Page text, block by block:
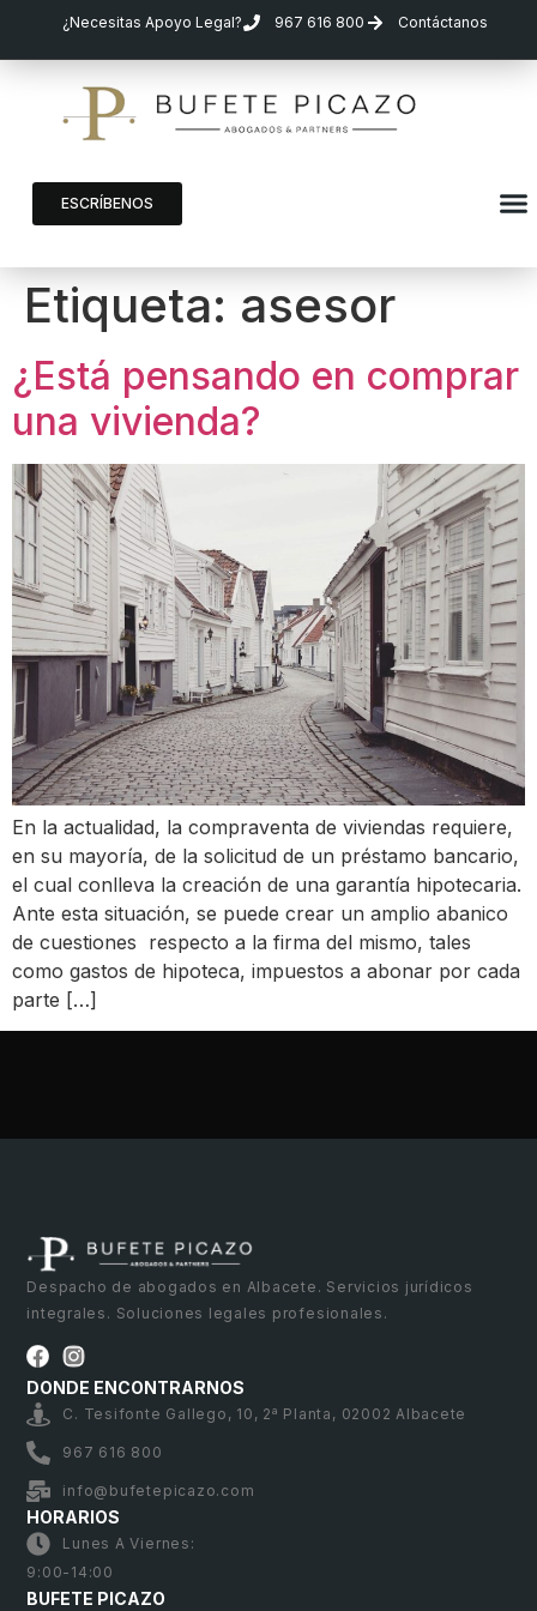
¿Necesitas Apoyo Legal? 967 616 800 Contáctanos
ESCRÍBENOS
Etiqueta: asesor
¿Está pensando en comprar
una vivienda?
En la actualidad, la compraventa de viviendas requiere,
en su mayoría, de la solicitud de un préstamo bancario,
el cual conlleva la creación de una garantía hipotecaria.
Ante esta situación, se puede crear un amplio abanico
de cuestiones respecto a la firma del mismo, tales
como gastos de hipoteca, impuestos a abonar por cada
parte […]
Despacho de abogados en Albacete. Servicios jurídicos
integrales. Soluciones legales profesionales.
DONDE ENCONTRARNOS
C. Tesifonte Gallego, 10, 2ª Planta, 02002 Albacete
967 616 800
info@bufetepicazo.com
HORARIOS
Lunes A Viernes:
9:00-14:00
BUFETE PICAZO